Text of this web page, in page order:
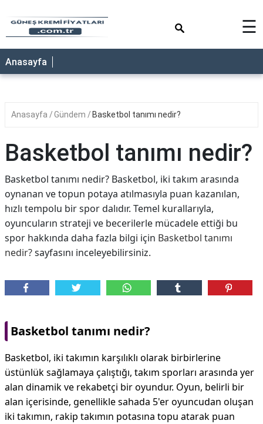
ANASAYFA
☰
Anasayfa
Anasayfa Gündem Basketbol tanımı nedir?
Basketbol tanımı nedir?
Basketbol tanımı nedir? Basketbol, iki takım arasında
oynanan ve topun potaya atılmasıyla puan kazanılan,
hızlı tempolu bir spor dalıdır. Temel kurallarıyla,
oyuncuların strateji ve becerilerle mücadele ettiği bu
spor hakkında daha fazla bilgi için Basketbol tanımı
nedir?sayfasını inceleyebilirsiniz.
Basketbol tanımı nedir?
Basketbol, iki takımın karşılıklı olarak birbirlerine
üstünlük sağlamaya çalıştığı, takım sporları arasında yer
alan dinamik ve rekabetçi bir oyundur. Oyun, belirli bir
alan içerisinde, genellikle sahada 5'er oyuncudan oluşan
iki takımın, rakip takımın potasına topu atarak puan